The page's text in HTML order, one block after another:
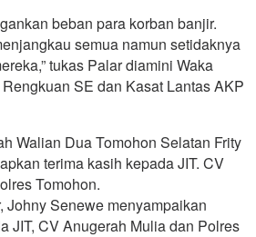
beban para korban banjir.
semua namun setidaknya
tukas Palar diamini Waka
SE dan Kasat Lantas AKP
Walian Dua Tomohon Selatan Frity
terima kasih kepada JIT. CV
Tomohon.
Johny Senewe menyampaikan
JIT, CV Anugerah Mulia dan Polres